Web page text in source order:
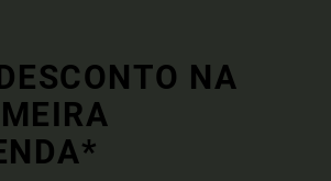
NA